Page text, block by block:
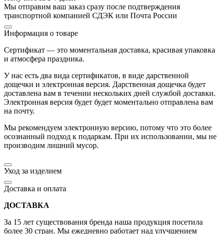
Мы отправим ваш заказ сразу после подтверждения
транспортной компанией СДЭК или Почта России
Информация о товаре
Сертификат — это моментальная доставка, красивая упаковка
и атмосфера праздника.
У нас есть два вида сертификатов, в виде дарственной
дощечки и электронная версия. Дарственная дощечка будет
доставлена вам в течении нескольких дней службой доставки.
Электронная версия будет будет моментально отправлена вам
на почту.
Мы рекомендуем электронную версию, потому что это более
осознанный подход к подаркам. При их использовании, мы не
производим лишний мусор.
Уход за изделием
Доставка и оплата
ДОСТАВКА
За 15 лет существования бренда наша продукция посетила
более 30 стран. Мы ежедневно работает над улучшением